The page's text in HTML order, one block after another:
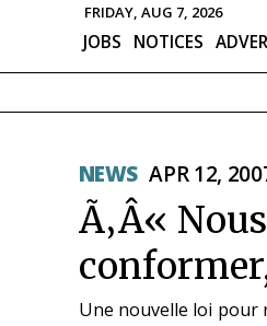
FRIDAY, AUG 7, 2026
JOBS NOTICES
NEWS APR 12,
Ã‚Â«
Une nouvelle loi